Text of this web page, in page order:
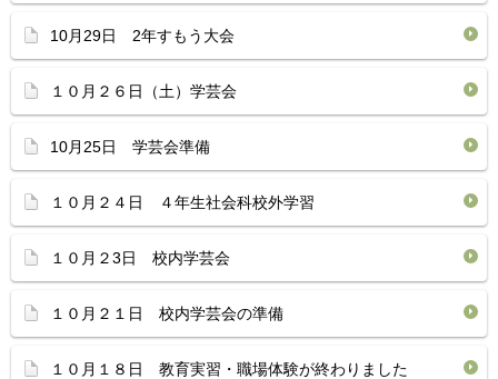
10月29日 2年すもう大会
１０月２６日（土）学芸会
10月25日 学芸会準備
１０月２４日 ４年生社会科校外学習
１０月２3日 校内学芸会
１０月２１日 校内学芸会の準備
１０月１８日 教育実習・職場体験が終わりました